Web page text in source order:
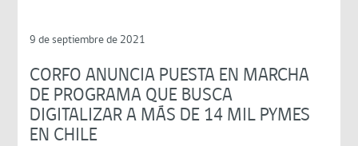
9 de septiembre de 2021
CORFO ANUNCIA PUESTA EN MARCHA
DE PROGRAMA QUE BUSCA
DIGITALIZAR A MÁS DE 14 MIL PYMES
EN CHILE